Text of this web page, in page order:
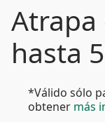
Atrapa
hasta
*Válido sólo
obtener más